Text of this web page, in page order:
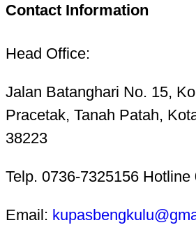
Contact Information
Head Office:
Jalan Batanghari No. 15,
Pracetak, Tanah Patah,
38223
Telp. 0736-7325156
Email: